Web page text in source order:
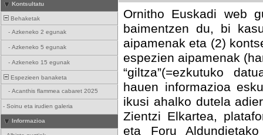
Kontsultatu
Behaketak
- Azkeneko 2 egunak
- Azkeneko 5 egunak
- Azkeneko 15 egunak
Espezieen banaketa
- Acanthis flammea cabaret 2025
- Soinu eta irudien galeria
Informazioa
Ornitho Euskadi web
baimentzen du, bi
aipamenak eta (2)
espezien aipamenak
“giltza”(=ezkutuko
hauen informazioa
ikusi ahalko dutela
Zientzi Elkartea,
eta Foru